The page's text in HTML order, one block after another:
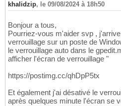
khalidzip, le 09/08/2024 à 18h50
Bonjour a tous,
Pourriez-vous m'aider svp ,
verrouillage sur un poste de
le verrouillage auto dans le
afficher l'écran de verrouillage "
https://postimg.cc/qhDpP5tx
Et également j'ai désativé le
après quelques minute l'écran se